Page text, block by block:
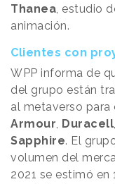
Thanea, estudio
animación.
Clientes con
WPP informa de
del grupo están
al metaverso para
Armour, Duracell,
Sapphire. El
volumen del
2021 se estimó